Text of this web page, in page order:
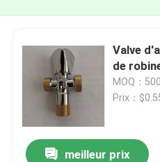
Valve
de
MOQ：
Prix：
meilleur prix